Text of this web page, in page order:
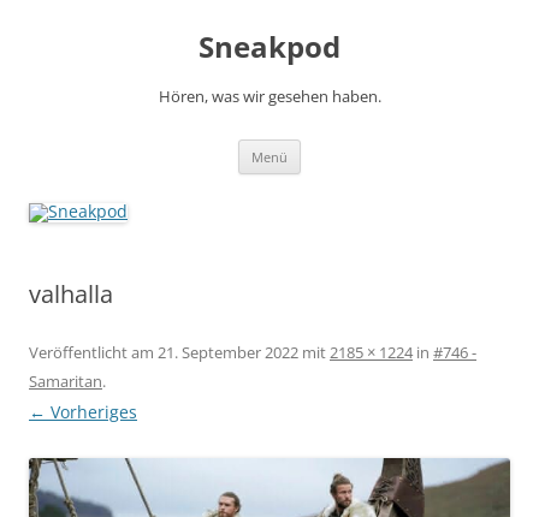
Sneakpod
Hören, was wir gesehen haben.
Menü
valhalla
Veröffentlicht am 21. September 2022 mit2185 × 1224in #746 -
Samaritan.
← Vorheriges